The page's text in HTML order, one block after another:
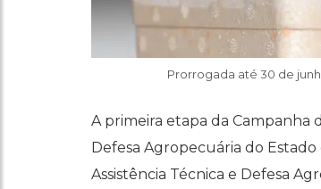
Prorrogada até 30 de
A primeira etapa da Campanha
Defesa Agropecuária do
Assistência Técnica e Defesa